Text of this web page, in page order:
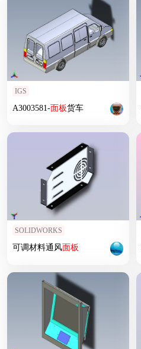
IGS
A3003581-面板货车
SOLIDWORKS
可调材料通风面板